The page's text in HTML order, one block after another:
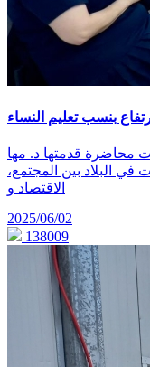
محاضرة قدمتها د. مها
في البلاد بين المجتمع،
الاقتصاد و
2025/06/02
138009